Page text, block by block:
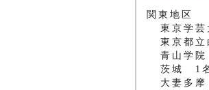
関東地区
東京学
東京都
青山学
茨城 1
大妻多